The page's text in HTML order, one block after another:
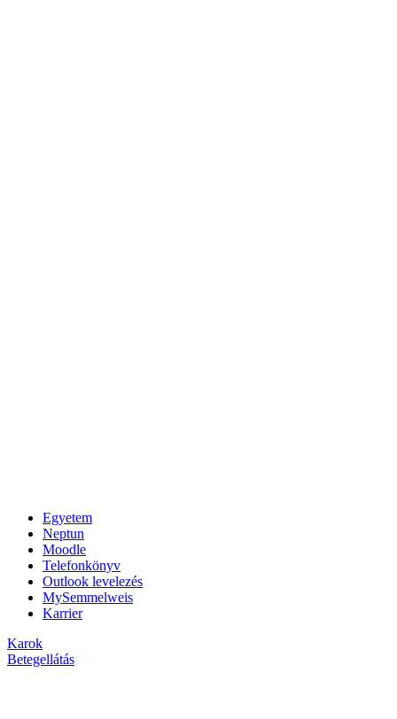
Egyetem
Neptun
Moodle
Telefonkönyv
Outlook levelezés
MySemmelweis
Karrier
Karok
Betegellátás